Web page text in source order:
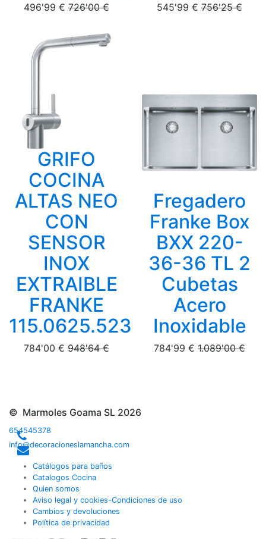
496'99 € 726'00 € 545'99 € 756'25 €
GRIFO
COCINA
ALTAS NEO
CON
SENSOR
INOX
EXTRAIBLE
FRANKE
115.0625.523
784'00 € 948'64 €
Fregadero
Franke Box
BXX 220-
36-36 TL 2
Cubetas
Acero
Inoxidable
784'99 € 1.089'00 €
© Marmoles Goama SL 2026
654545378
info@decoracioneslamancha.com
Catálogos para baños
Catalogos Cocina
Quien somos
Aviso legal y cookies-Condiciones de uso
Cambios y devoluciones
Política de privacidad